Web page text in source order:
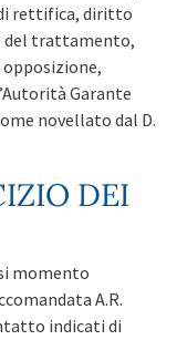
rettifica, diritto
del trattamento,
Garante
novellato dal D.
DEI
momento
A.R.
indicati di